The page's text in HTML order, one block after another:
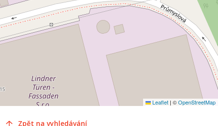
Leaflet | ©OpenStreetMap
Zpět na vyhledávání